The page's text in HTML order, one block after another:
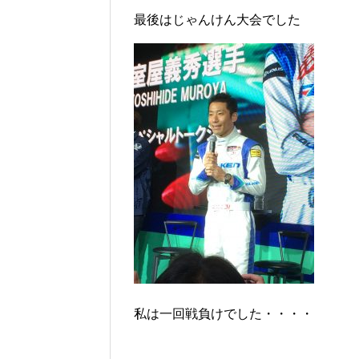
最後はじゃんけん大会でした
私は一回戦負けでした・・・・